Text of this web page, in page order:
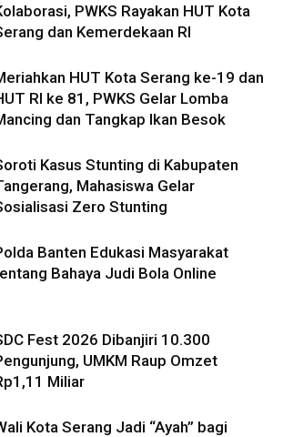
PWKS Rayakan HUT Kota
dan Kemerdekaan RI
HUT Kota Serang ke-19 dan
RI ke 81, PWKS Gelar Lomba
dan Tangkap Ikan Besok
Kasus Stunting di Kabupaten
Mahasiswa Gelar
Zero Stunting
Banten Edukasi Masyarakat
Bahaya Judi Bola Online
Fest 2026 Dibanjiri 10.300
UMKM Raup Omzet
Miliar
Kota Serang Jadi “Ayah” bagi